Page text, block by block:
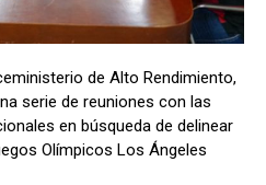
de Alto Rendimiento,
serie de reuniones con las
en búsqueda de delinear
Olímpicos Los Ángeles